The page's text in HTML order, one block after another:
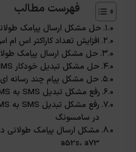
فهرست مطالب
حل مشکل ارسال پیامک
افزایش تعداد کاراکتر اس
حل مشکل ارسال پیامک
حل مشکل تبدیل خودکار SMS به MMS در سامسونگ
حل مشکل پیام چند رسانه
رفع مشکل تبدیل SMS به MMS با آپدیت سیستم
در سامسونگ
a52s، a73